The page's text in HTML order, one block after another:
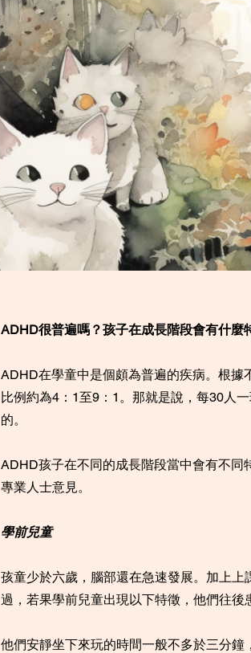
ADHD很普遍嗎？孩子在成長階段會有什麼
ADHD在學童中是個頗為普遍的疾病。根
比例約為4：1至9：1。那就是說，每30人
的。
ADHD孩子在不同的成長階段當中會有不同
專業人士意見。
學前兒童
孩童少於六歲，腦部還在急速發展。加上
過，若果學前兒童出現以下特徵，他們往後
他們安靜坐下來玩的時間一般不多於三分